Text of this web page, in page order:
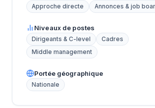
Approche directe Annonces & job
Niveaux de postes
Dirigeants & C-level
Cadres
Middle management
Portée géographique
Nationale